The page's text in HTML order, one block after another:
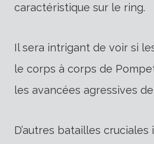
caractéristique sur le ring.
Il sera intrigant de voir si
le corps à corps de
les avancées agressives
D’autres batailles